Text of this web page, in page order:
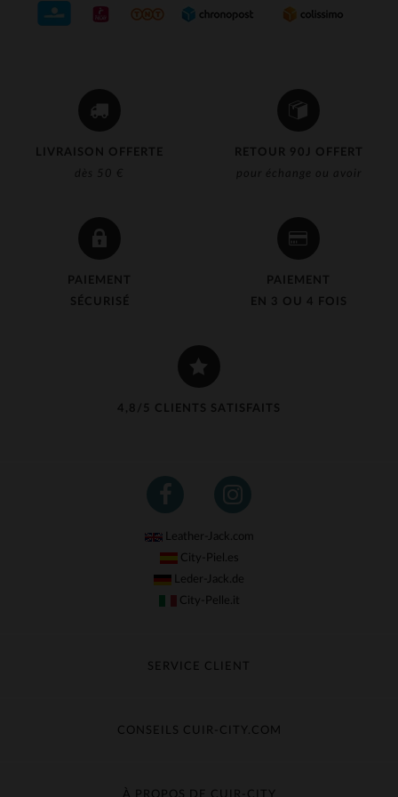
LIVRAISON OFFERTE
dès 50 €
RETOUR 90J OFFERT
pour échange ou avoir
PAIEMENT
SÉCURISÉ
PAIEMENT
EN 3 OU 4 FOIS
4,8/5 CLIENTS SATISFAITS
Leather-Jack.com
City-Piel.es
Leder-Jack.de
City-Pelle.it
SERVICE CLIENT
Échange & Remboursement
Contacter le service client
CONSEILS CUIR-CITY.COM
Guide des matières